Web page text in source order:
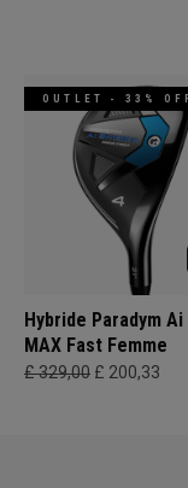
OUTLET - 33%
Hybride Paradym
MAX Fast Femme
£ 329,00 £ 200,33